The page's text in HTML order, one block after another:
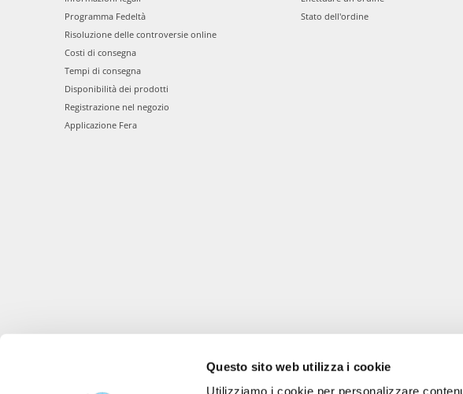
Questo sito web utilizza i cookie
Utilizziamo i cookie per personalizzare
Programma Fedeltà
Risoluzione delle controversie online
Costi di consegna
Tempi di consegna
Disponibilità dei prodotti
Registrazione nel negozio
Applicazione Fera
Stato dell'ordine